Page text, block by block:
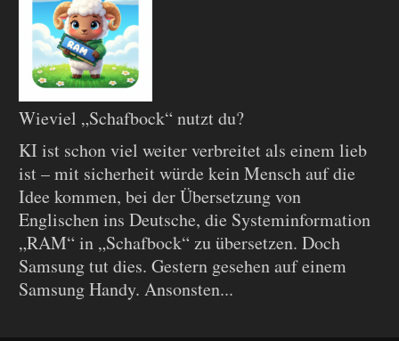
Wieviel „Schafbock“ nutzt du?
KI ist schon viel weiter verbreitet als einem lieb
ist – mit sicherheit würde kein Mensch auf die
Idee kommen, bei der Übersetzung von
Englischen ins Deutsche, die Systeminformation
„RAM“ in „Schafbock“ zu übersetzen. Doch
Samsung tut dies. Gestern gesehen auf einem
Samsung Handy. Ansonsten...